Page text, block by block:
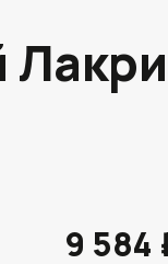
9 584